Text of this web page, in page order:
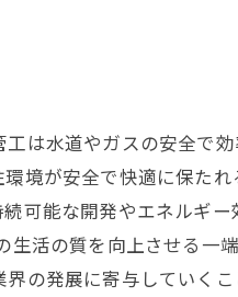
は水道やガスの安全で
境が安全で快適に保た
可能な開発やエネルギ
活の質を向上させる一
の発展に寄与していく